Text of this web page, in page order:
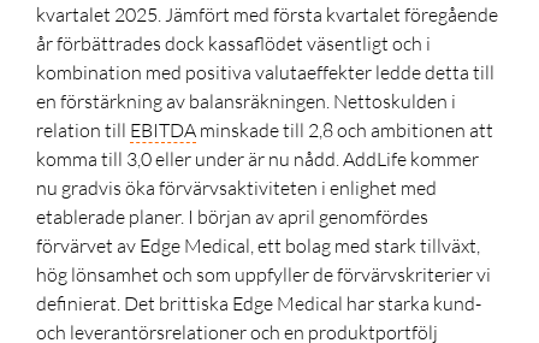
kvartalet 2025. Jämfört med första kvartalet föregående
år förbättrades dock kassaflödet väsentligt och i
kombination med positiva valutaeffekter ledde detta till
en förstärkning av balansräkningen. Nettoskulden i
relation till EBITDA minskade till 2,8 och ambitionen att
komma till 3,0 eller under är nu nådd. AddLife kommer
nu gradvis öka förvärvsaktiviteten i enlighet med
etablerade planer. I början av april genomfördes
förvärvet av Edge Medical, ett bolag med stark tillväxt,
hög lönsamhet och som uppfyller de förvärvskriterier vi
definierat. Det brittiska Edge Medical har starka kund-
och leverantörsrelationer och en produktportfölj